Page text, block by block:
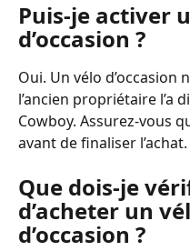
Puis-je activer
d’occasion ?
Oui. Un vélo d’occasion
l’ancien propriétaire l’a
Cowboy. Assurez-vous
avant de finaliser l’achat.
Que dois-je
d’acheter un
d’occasion ?